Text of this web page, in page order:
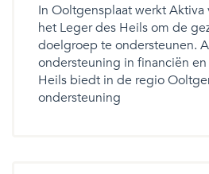
In Ooltgensplaat werkt Aktiva
het Leger des Heils om de
doelgroep te ondersteunen.
ondersteuning in financiën
Heils biedt in de regio
ondersteuning